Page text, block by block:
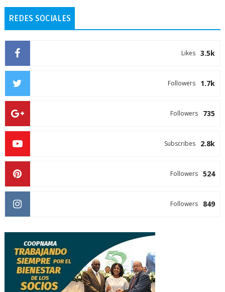
REDES SOCIALES
3.5k
Likes
1.7k
Followers
735
Followers
2.8k
Subscribes
524
Followers
849
Followers